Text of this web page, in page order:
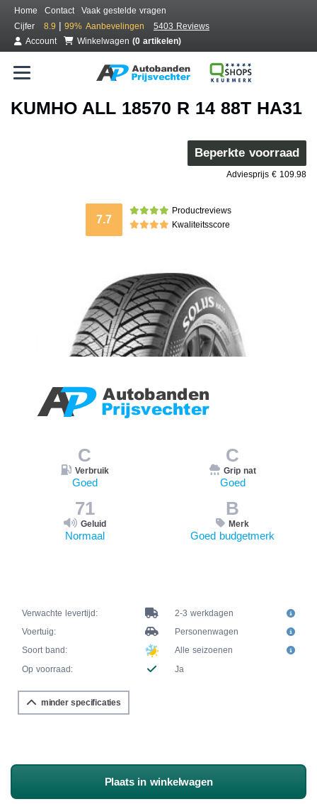
Home Contact
Vaak gestelde vragen
Cijfer
8.9 | 99% Aanbevelingen
5403 Reviews
Account
Winkelwagen (0 artikelen)
KUMHO ALL 18570 R 14 88T HA31
Beperkte voorraad
Adviesprijs € 109.98
7.7
Productreviews
Kwaliteitsscore
C
Verbruik
Goed
C
Grip nat
Goed
71
Geluid
Normaal
B
Merk
Goed budgetmerk
Verwachte levertijd:
2-3 werkdagen
Voertuig:
Personenwagen
Soort band:
Alle seizoenen
Op voorraad:
Ja
minder specificaties
Plaats in winkelwagen